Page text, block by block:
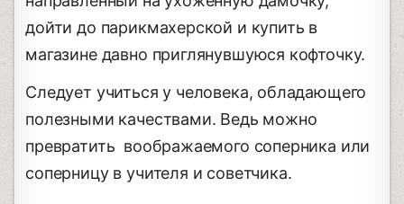
дойти до парикмахерской и купить в
магазине давно приглянувшуюся кофточку.
Следует учиться у человека, обладающего
полезными качествами. Ведь можно
превратить воображаемого соперника или
соперницу в учителя и советчика.